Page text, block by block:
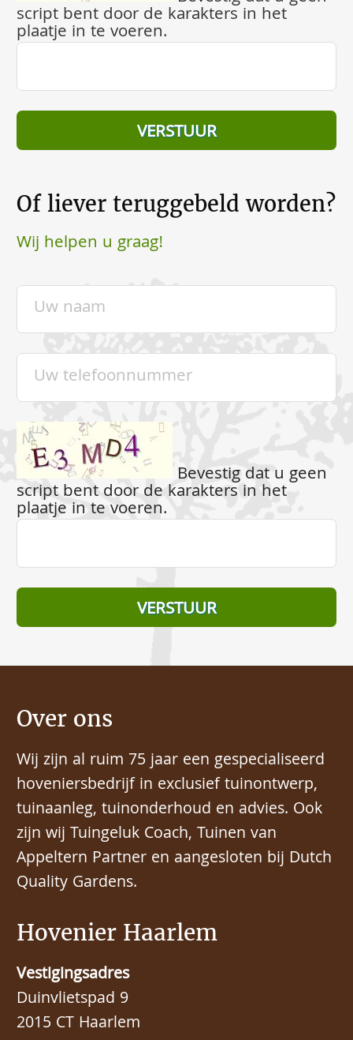
script bent door de karakters in het
plaatje in te voeren.
Of liever teruggebeld worden?
Wij helpen u graag!
Bevestig dat u geen
script bent door de karakters in het
plaatje in te voeren.
Hovenier Haarlem
Vestigingsadres
Duinvlietspad 9
2015 CT Haarlem
Over ons
Wij zijn al ruim 75 jaar een gespecialiseerd
hoveniersbedrijf in exclusief tuinontwerp,
tuinaanleg, tuinonderhoud en advies. Ook
zijn wij Tuingeluk Coach, Tuinen van
Appeltern Partner en aangesloten bij Dutch
Quality Gardens.